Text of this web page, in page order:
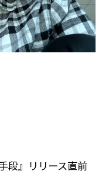
段』リリース直前